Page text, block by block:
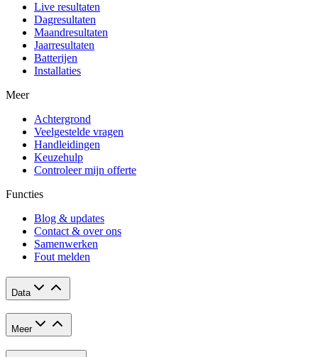
Live resultaten
Dagresultaten
Maandresultaten
Jaarresultaten
Batterijen
Installaties
Meer
Achtergrond
Veelgestelde vragen
Handleidingen
Keuzehulp
Controleer mijn offerte
Functies
Blog & updates
Contact & over ons
Samenwerken
Fout melden
Data
Meer